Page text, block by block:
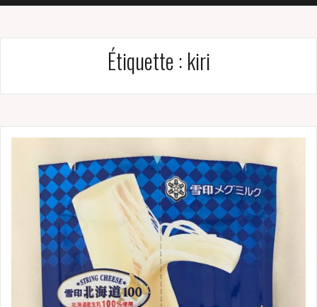
Étiquette : kiri